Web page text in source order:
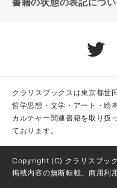
書籍の状態の表記につ
クラリスブックスは東京都世
哲学思想・文学・アート・絵
カルチャー関連書籍を取り扱
ております。
Copyright (C) クラリスブッ
掲載内容の無断転載、商用利